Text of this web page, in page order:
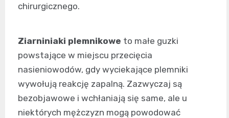
chirurgicznego.
Ziarniniaki plemnikowe to małe guzki
powstające w miejscu przecięcia
nasieniowodów, gdy wyciekające plemniki
wywołują reakcję zapalną. Zazwyczaj są
bezobjawowe i wchłaniają się same, ale u
niektórych mężczyzn mogą powodować